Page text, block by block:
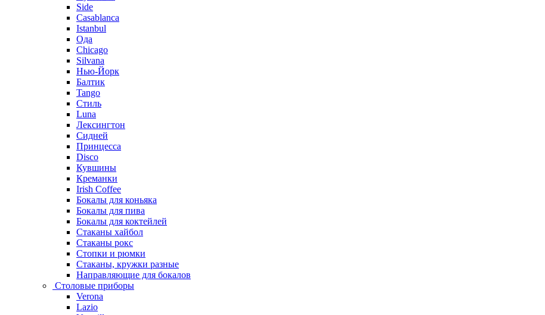
Side
Casablanca
Istanbul
Ода
Chicago
Silvana
Нью-Йорк
Балтик
Tango
Стиль
Luna
Лексингтон
Сидней
Принцесса
Disco
Кувшины
Креманки
Irish Coffee
Бокалы для коньяка
Бокалы для пива
Бокалы для коктейлей
Стаканы хайбол
Стаканы рокс
Стопки и рюмки
Стаканы, кружки разные
Направляющие для бокалов
Столовые приборы
Verona
Lazio